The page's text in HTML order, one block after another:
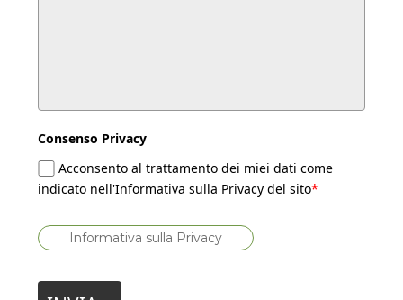
Consenso Privacy
Acconsento al trattamento dei miei dati come
indicato nell'Informativa sulla Privacy del sito*
Informativa sulla Privacy